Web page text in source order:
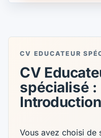
CV EDUCATEUR
CV
spécialisé :
Introduction
Vous avez choisi de